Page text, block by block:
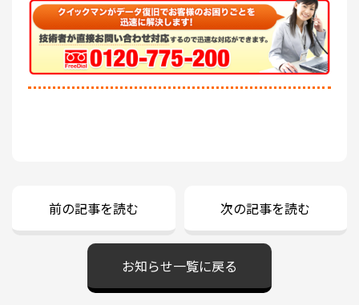
前の記事を読む 次の記事を読む
お知らせ一覧に戻る